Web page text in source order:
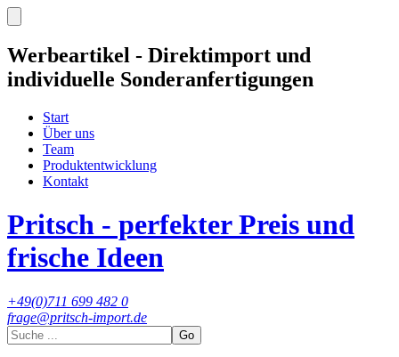
Werbeartikel - Direktimport und
individuelle Sonderanfertigungen
Start
Über uns
Team
Produktentwicklung
Kontakt
Pritsch - perfekter Preis und
frische Ideen
+49(0)711 699 482 0
frage@pritsch-import.de
Go